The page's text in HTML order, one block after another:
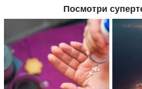
Посмотри